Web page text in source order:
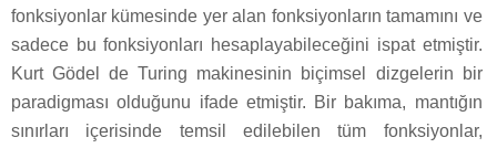
fonksiyonlar kümesinde yer alan fonksiyonların tamamını ve
sadece bu fonksiyonları hesaplayabileceğini ispat etmiştir.
Kurt Gödel de Turing makinesinin biçimsel dizgelerin bir
paradigması olduğunu ifade etmiştir. Bir bakıma, mantığın
sınırları içerisinde temsil edilebilen tüm fonksiyonlar,